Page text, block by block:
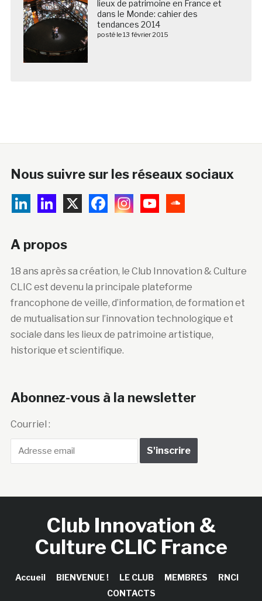
lieux de patrimoine en France et
dans le Monde: cahier des
tendances 2014
posté le 13 février 2015
Nous suivre sur les réseaux sociaux
A propos
18 ans après sa création, le Club Innovation & Culture
CLIC est devenu la principale plateforme
francophone de veille, d’information, de formation et
de mutualisation sur l’innovation technologique et
sociale dans les lieux de patrimoine artistique,
historique et scientifique.
Abonnez-vous à la newsletter
Courriel :
Club Innovation &
Culture CLIC France
Accueil BIENVENUE ! LE CLUB MEMBRES
RNCI
CONTACTS